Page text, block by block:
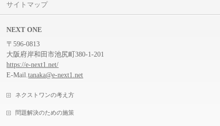
サイトマップ
NEXT ONE
〒596-0813
大阪府岸和田市池尻町380-1-201
https://e-next1.net/
E-Mail.tanaka@e-next1.net
ネクストワンの考え方
問題解決のための施策